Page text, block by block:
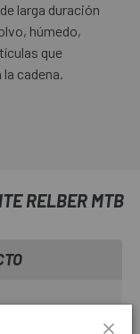
larga duración
húmedo,
que
cadena.
RELBER MTB